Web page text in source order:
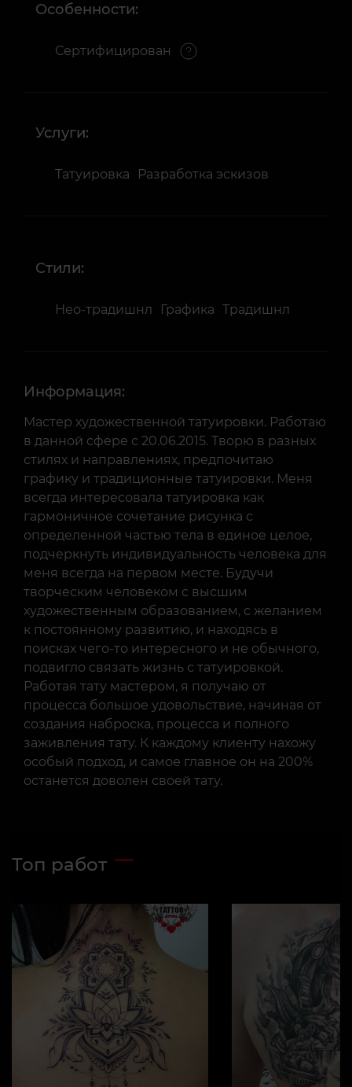
Особенности:
Сертифицирован
Услуги:
Татуировка Разработка эскизов
Стили:
Нео-традишнл Графика Традишнл
Информация:
Мастер художественной татуировки. Работаю
в данной сфере с 20.06.2015. Творю в разных
стилях и направлениях, предпочитаю
графику и традиционные татуировки. Меня
всегда интересовала татуировка как
гармоничное сочетание рисунка с
определенной частью тела в единое целое,
подчеркнуть индивидуальность человека для
меня всегда на первом месте. Будучи
творческим человеком с высшим
художественным образованием, с желанием
к постоянному развитию, и находясь в
поисках чего-то интересного и не обычного,
подвигло связать жизнь с татуировкой.
Работая тату мастером, я получаю от
процесса большое удовольствие, начиная от
создания наброска, процесса и полного
заживления тату. К каждому клиенту нахожу
особый подход, и самое главное он на 200%
останется доволен своей тату.
Топ работ